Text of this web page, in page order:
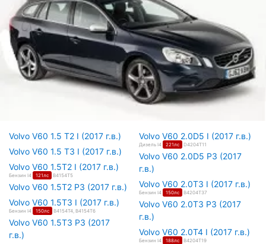
Volvo V60 1.5 T2 I (2017 г.в.)
Volvo V60 1.5 T3 I (2017 г.в.)
Volvo V60 1.5T2 I (2017 г.в.)
Бензин I4 121лс B4154T5
Volvo V60 1.5T2 P3 (2017 г.в.)
Volvo V60 1.5T3 I (2017 г.в.)
Бензин I4 150лс B4154T4, B4154T6
Volvo V60 1.5T3 P3 (2017
г.в.)
Volvo V60 2.0D5 I (2017 г.в.)
Дизель I4 221лс D4204T11
Volvo V60 2.0D5 P3 (2017
г.в.)
Volvo V60 2.0T3 I (2017 г.в.)
Бензин I4 150лс B4204T37
Volvo V60 2.0T3 P3 (2017
г.в.)
Volvo V60 2.0T4 I (2017 г.в.)
Бензин I4 188лс B4204T19